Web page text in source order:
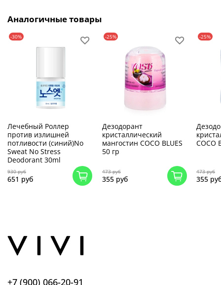
Аналогичные товары
-30%
Лечебный Роллер
против излишней
потливости (синий)No
Sweat No Stress
Deodorant 30ml
930 руб
651 руб
-25%
Дезодорант
кристаллический
мангостин COCO BLUES
50 гр
473 руб
355 руб
-25%
COCO
473 руб
355
+7 (900) 066-20-91